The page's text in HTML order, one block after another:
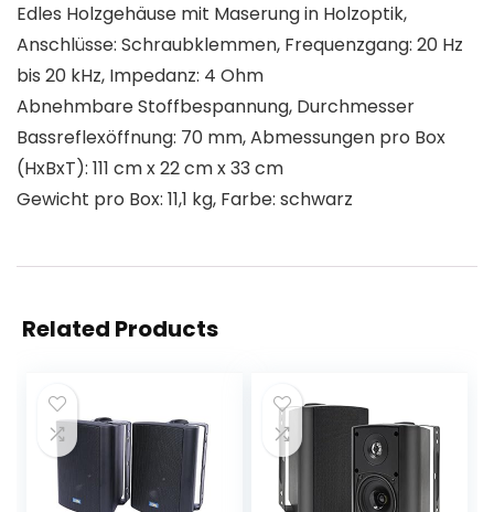
Edles Holzgehäuse mit Maserung in Holzoptik,
Anschlüsse: Schraubklemmen, Frequenzgang: 20 Hz
bis 20 kHz, Impedanz: 4 Ohm
Abnehmbare Stoffbespannung, Durchmesser
Bassreflexöffnung: 70 mm, Abmessungen pro Box
(HxBxT): 111 cm x 22 cm x 33 cm
Gewicht pro Box: 11,1 kg, Farbe: schwarz
Related Products